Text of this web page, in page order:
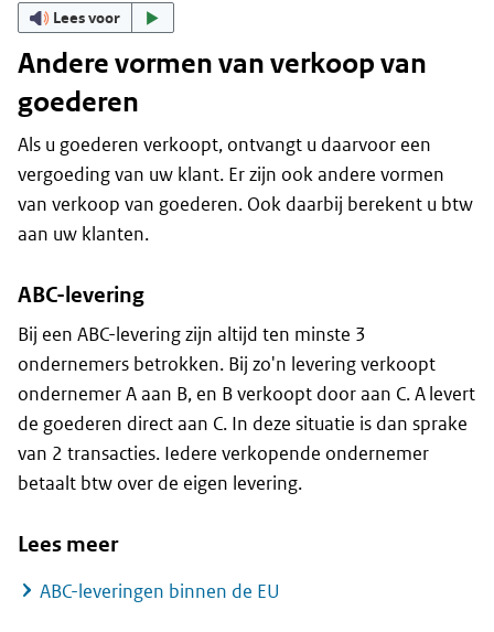
Lees voor
Andere vormen van verkoop van
goederen
Als u goederen verkoopt, ontvangt u daarvoor een
vergoeding van uw klant. Er zijn ook andere vormen
van verkoop van goederen. Ook daarbij berekent u btw
aan uw klanten.
ABC-levering
Bij een ABC-levering zijn altijd ten minste 3
ondernemers betrokken. Bij zo'n levering verkoopt
ondernemer A aan B, en B verkoopt door aan C. A levert
de goederen direct aan C. In deze situatie is dan sprake
van 2 transacties. Iedere verkopende ondernemer
betaalt btw over de eigen levering.
Lees meer
ABC-leveringen binnen de EU